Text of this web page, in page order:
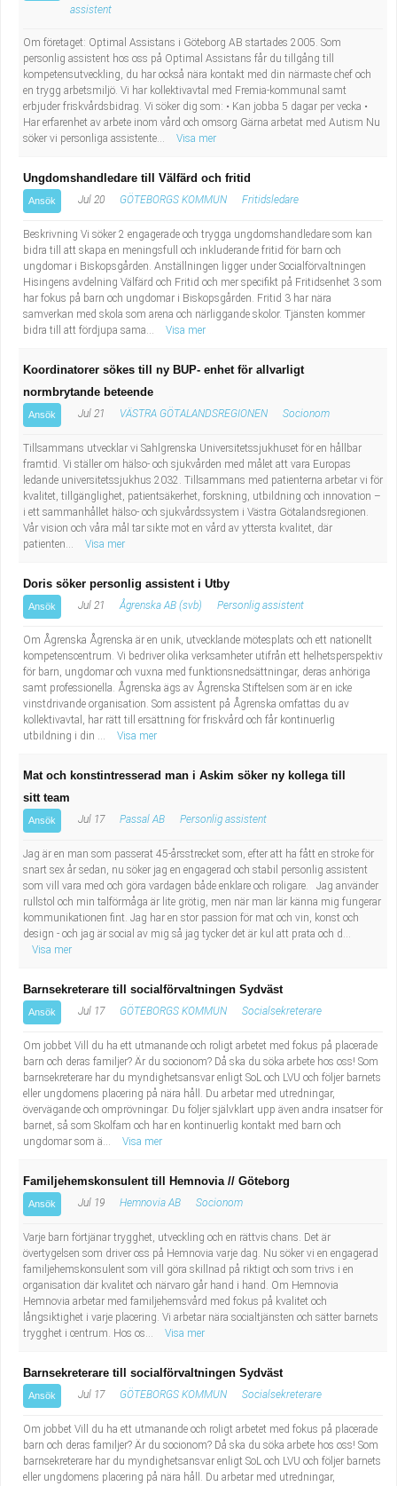
assistent
Om företaget: Optimal Assistans i Göteborg AB startades 2005. Som
personlig assistent hos oss på Optimal Assistans får du tillgång till
kompetensutveckling, du har också nära kontakt med din närmaste chef och
en trygg arbetsmiljö. Vi har kollektivavtal med Fremia-kommunal samt
erbjuder friskvårdsbidrag. Vi söker dig som: • Kan jobba 5 dagar per vecka •
Har erfarenhet av arbete inom vård och omsorg Gärna arbetat med Autism Nu
söker vi personliga assistente...
Visa mer
Ungdomshandledare till Välfärd och fritid
Ansök Jul 20 GÖTEBORGS KOMMUN Fritidsledare
Beskrivning Vi söker 2 engagerade och trygga ungdomshandledare som kan
bidra till att skapa en meningsfull och inkluderande fritid för barn och
ungdomar i Biskopsgården. Anställningen ligger under Socialförvaltningen
Hisingens avdelning Välfärd och Fritid och mer specifikt på Fritidsenhet 3 som
har fokus på barn och ungdomar i Biskopsgården. Fritid 3 har nära
samverkan med skola som arena och närliggande skolor. Tjänsten kommer
bidra till att fördjupa sama...
Visa mer
Koordinatorer sökes till ny BUP- enhet för allvarligt
normbrytande beteende
Ansök Jul 21 VÄSTRA GÖTALANDSREGIONEN Socionom
Tillsammans utvecklar vi Sahlgrenska Universitetssjukhuset för en hållbar
framtid. Vi ställer om hälso- och sjukvården med målet att vara Europas
ledande universitetssjukhus 2032. Tillsammans med patienterna arbetar vi för
kvalitet, tillgänglighet, patientsäkerhet, forskning, utbildning och innovation –
i ett sammanhållet hälso- och sjukvårdssystem i Västra Götalandsregionen.
Vår vision och våra mål tar sikte mot en vård av yttersta kvalitet, där
patienten...
Visa mer
Doris söker personlig assistent i Utby
Ansök Jul 21 Ågrenska AB (svb) Personlig assistent
Om Ågrenska Ågrenska är en unik, utvecklande mötesplats och ett nationellt
kompetenscentrum. Vi bedriver olika verksamheter utifrån ett helhetsperspektiv
för barn, ungdomar och vuxna med funktionsnedsättningar, deras anhöriga
samt professionella. Ågrenska ägs av Ågrenska Stiftelsen som är en icke
vinstdrivande organisation. Som assistent på Ågrenska omfattas du av
kollektivavtal, har rätt till ersättning för friskvård och får kontinuerlig
utbildning i din ...
Visa mer
Mat och konstintresserad man i Askim söker ny kollega till
sitt team
Ansök Jul 17 Passal AB Personlig assistent
Jag är en man som passerat 45-årsstrecket som, efter att ha fått en stroke för
snart sex år sedan, nu söker jag en engagerad och stabil personlig assistent
som vill vara med och göra vardagen både enklare och roligare. Jag använder
rullstol och min talförmåga är lite grötig, men när man lär känna mig fungerar
kommunikationen fint. Jag har en stor passion för mat och vin, konst och
design - och jag är social av mig så jag tycker det är kul att prata och d...
Visa mer
Barnsekreterare till socialförvaltningen Sydväst
Ansök Jul 17 GÖTEBORGS KOMMUN Socialsekreterare
Om jobbet Vill du ha ett utmanande och roligt arbetet med fokus på placerade
barn och deras familjer? Är du socionom? Då ska du söka arbete hos oss! Som
barnsekreterare har du myndighetsansvar enligt SoL och LVU och följer barnets
eller ungdomens placering på nära håll. Du arbetar med utredningar,
övervägande och omprövningar. Du följer självklart upp även andra insatser för
barnet, så som Skolfam och har en kontinuerlig kontakt med barn och
ungdomar som ä...
Visa mer
Familjehemskonsulent till Hemnovia // Göteborg
Ansök Jul 19 Hemnovia AB Socionom
Varje barn förtjänar trygghet, utveckling och en rättvis chans. Det är
övertygelsen som driver oss på Hemnovia varje dag. Nu söker vi en engagerad
familjehemskonsulent som vill göra skillnad på riktigt och som trivs i en
organisation där kvalitet och närvaro går hand i hand. Om Hemnovia
Hemnovia arbetar med familjehemsvård med fokus på kvalitet och
långsiktighet i varje placering. Vi arbetar nära socialtjänsten och sätter barnets
trygghet i centrum. Hos os...
Visa mer
Barnsekreterare till socialförvaltningen Sydväst
Ansök Jul 17 GÖTEBORGS KOMMUN Socialsekreterare
Om jobbet Vill du ha ett utmanande och roligt arbetet med fokus på placerade
barn och deras familjer? Är du socionom? Då ska du söka arbete hos oss! Som
barnsekreterare har du myndighetsansvar enligt SoL och LVU och följer barnets
eller ungdomens placering på nära håll. Du arbetar med utredningar,